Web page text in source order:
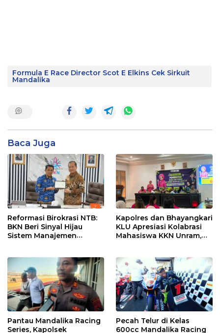
Formula E Race Director Scot E Elkins Cek Sirkuit
Mandalika
Baca Juga
Reformasi Birokrasi NTB:
BKN Beri Sinyal Hijau
Sistem Manajemen
Kapolres dan Bhayangkari
KLU Apresiasi Kolabrasi
Mahasiswa KKN Unram,
Pantau Mandalika Racing
Series, Kapolsek
Pecah Telur di Kelas
600cc Mandalika Racing